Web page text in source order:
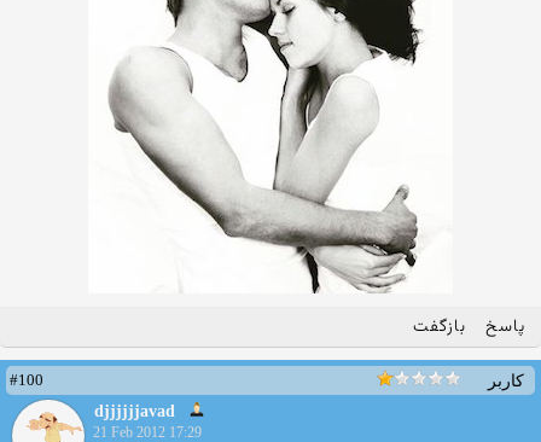
پاسخ بازگفت
کاربر
#100
djjjjjjavad
21 Feb 2012 17:29